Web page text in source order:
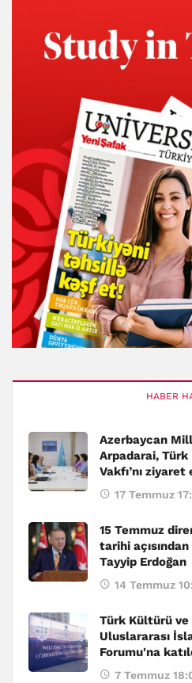
HABER
Azerbaycan
Arpadarai,
Vakfı’nı
17 Temmuz
15 Temmuz
tarihi
Tayyip Erdoğan
14 Temmuz
Türk Kültürü ve
Uluslararası
Forumu'na
7 Temmuz